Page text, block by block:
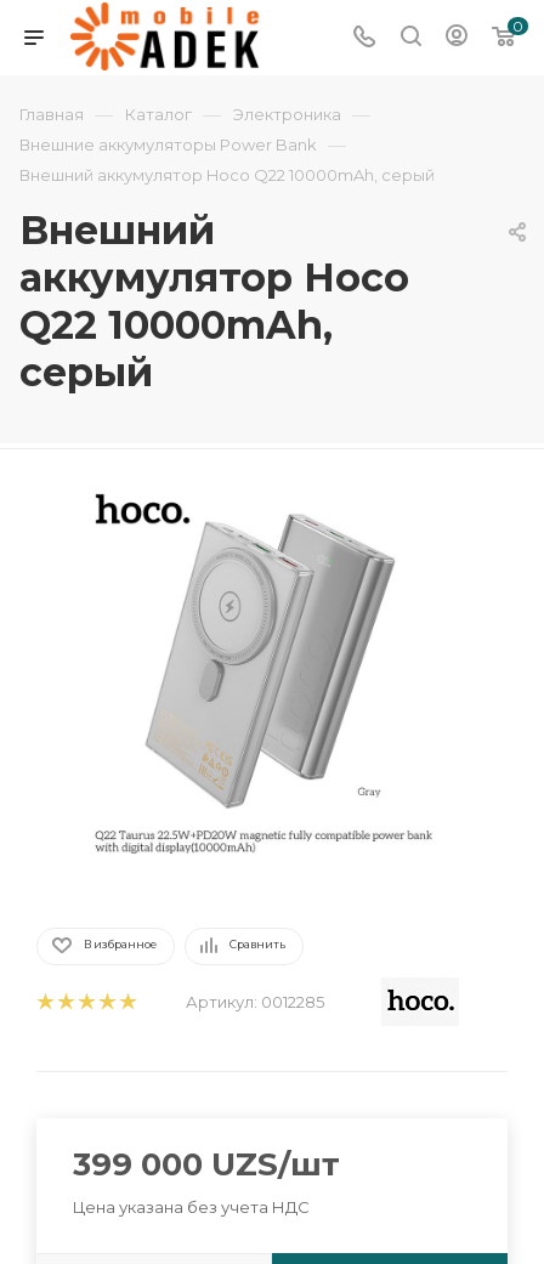
0
Главная — Каталог — Электроника —
Внешние аккумуляторы Power Bank —
Внешний аккумулятор Hoco Q22 10000mAh, серый
Внешний
аккумулятор Hoco
Q22 10000mAh,
серый
В избранное Сравнить
Артикул: 0012285
399 000 UZS/шт
Цена указана без учета НДС